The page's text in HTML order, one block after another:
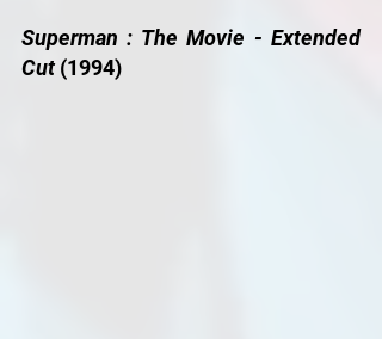
Superman : The Movie - Extended
Cut (1994)